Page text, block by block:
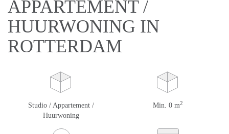
APPARTEMENT /
HUURWONING IN
ROTTERDAM
Studio / Appartement /
Huurwoning
Min. 0 m2